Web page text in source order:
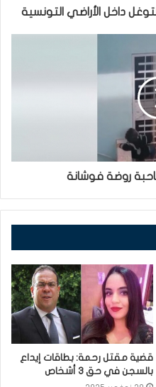
داخل الأراضي التونسية
قضية مقتل رحمة: بطاقات إيداع
بالسجن في حق 3 أشخاص